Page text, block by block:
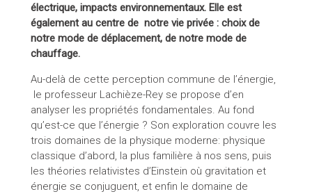
électrique, impacts environnementaux. Elle est
également au centre de notre vie privée : choix de
notre mode de déplacement, de notre mode de
chauffage.
Au-delà de cette perception commune de l’énergie,
le professeur Lachièze-Rey se propose d’en
analyser les propriétés fondamentales. Au fond
qu’est-ce que l’énergie ? Son exploration couvre les
trois domaines de la physique moderne: physique
classique d’abord, la plus familière à nos sens, puis
les théories relativistes d’Einstein où gravitation et
énergie se conjuguent, et enfin le domaine de